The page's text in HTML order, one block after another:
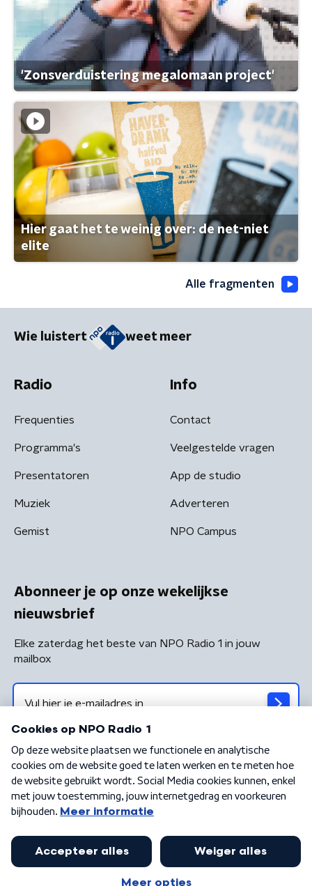
'Zonsverduistering megalomaan project'
Hier gaat het te weinig over: de net-niet
elite
Alle fragmenten
Wie luistert weet meer
Radio
Frequenties
Programma's
Presentatoren
Muziek
Gemist
Info
Contact
Veelgestelde vragen
App de studio
Adverteren
NPO Campus
Abonneer je op onze wekelijkse
nieuwsbrief
Elke zaterdag het beste van NPO Radio 1 in jouw
mailbox
Algemene voorwaarden Privacybeleid